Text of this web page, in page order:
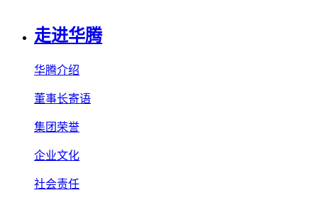
走进华腾
华腾介绍
董事长寄语
集团荣誉
企业文化
社会责任